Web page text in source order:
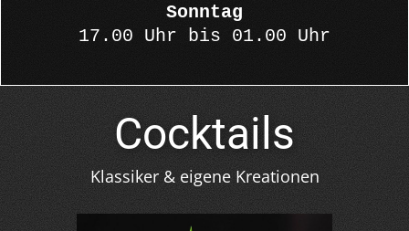
Sonntag
17.00 Uhr bis 01.00 Uhr
Cocktails
Klassiker & eigene Kreationen